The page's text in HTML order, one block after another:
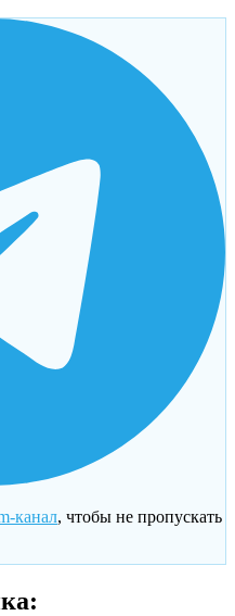
канал, чтобы не пропускать